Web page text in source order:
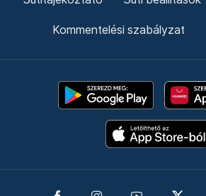
Kommentelési szabályzat